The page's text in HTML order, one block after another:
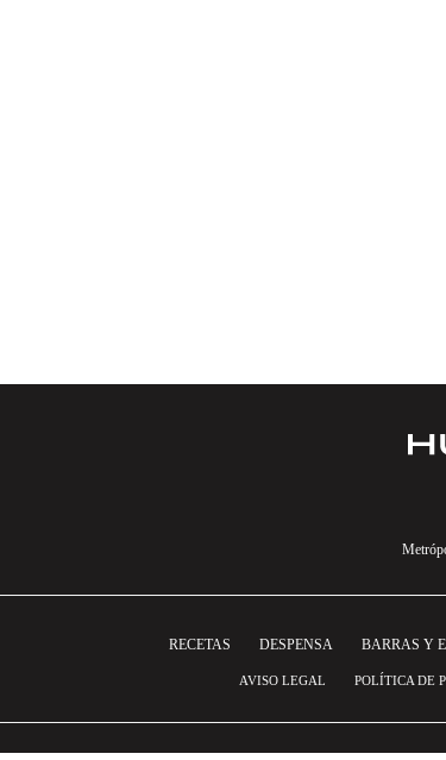
RECETAS DESPENSA BARRAS Y
AVISO LEGAL POLÍTICA DE